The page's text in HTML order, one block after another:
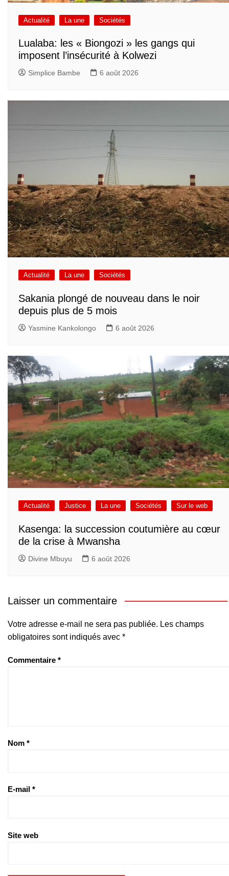
Actualité La une Sociétés
Lualaba: les « Biongozi » les gangs qui
imposent l’insécurité à Kolwezi
Simplice Bambe 6 août 2026
Actualité La une Sociétés
Sakania plongé de nouveau dans le noir
depuis plus de 5 mois
Yasmine Kankolongo 6 août 2026
Actualité Justice La une Sociétés Sur le web
Kasenga: la succession coutumière au cœur
de la crise à Mwansha
Divine Mbuyu 6 août 2026
Laisser un commentaire
Votre adresse e-mail ne sera pas publiée. Les champs
obligatoires sont indiqués avec *
Commentaire *
Nom *
E-mail *
Site web